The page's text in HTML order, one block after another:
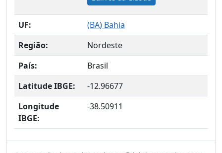
UF: (BA) Bahia
Região:
Nordeste
País:
Brasil
Latitude IBGE:
-12.96677
Longitude
IBGE:
-38.50911